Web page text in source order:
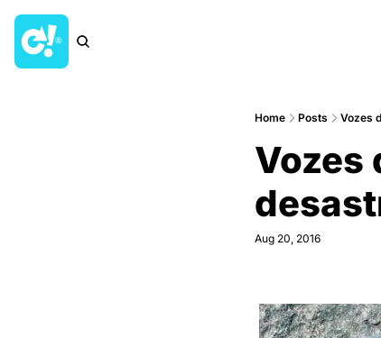
Home Posts Vozes
Vozes
Aug 20, 2016